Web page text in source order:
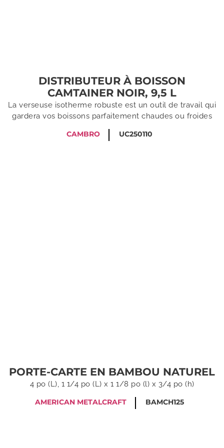
DISTRIBUTEUR À BOISSON
CAMTAINER NOIR, 9,5 L
La verseuse isotherme robuste est un outil de travail qui
gardera vos boissons parfaitement chaudes ou froides
CAMBRO
UC250110
PORTE-CARTE EN BAMBOU NATUREL
4 po (L), 1 1/4 po (L) x 1 1/8 po (l) x 3/4 po (h)
AMERICAN METALCRAFT
BAMCH125